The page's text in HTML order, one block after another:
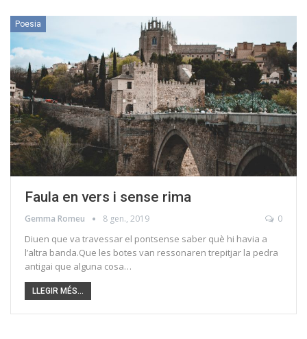
Poesia
Faula en vers i sense rima
Gemma Romeu 8 gen., 2019 0
Diuen que va travessar el pontsense saber què hi havia a
l’altra banda.Que les botes van ressonaren trepitjar la pedra
antigai que alguna cosa…
LLEGIR MÉS...